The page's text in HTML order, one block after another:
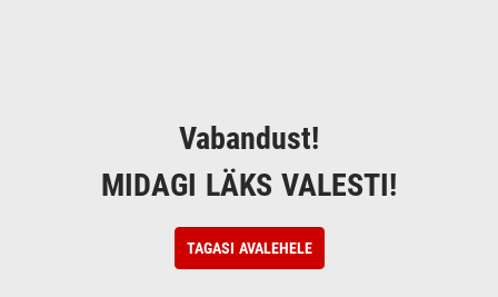
Vabandust!
MIDAGI LÄKS VALESTI!
TAGASI AVALEHELE